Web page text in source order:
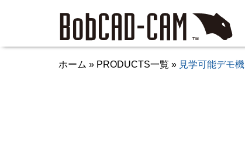
ホーム » PRODUCTS一覧 » 見学可能デモ機